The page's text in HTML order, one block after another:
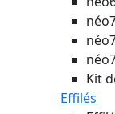
Kit
Effilés